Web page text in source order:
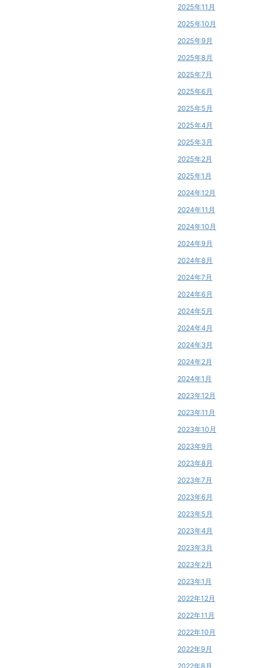
2025年11月
2025年10月
2025年9月
2025年8月
2025年7月
2025年6月
2025年5月
2025年4月
2025年3月
2025年2月
2025年1月
2024年12月
2024年11月
2024年10月
2024年9月
2024年8月
2024年7月
2024年6月
2024年5月
2024年4月
2024年3月
2024年2月
2024年1月
2023年12月
2023年11月
2023年10月
2023年9月
2023年8月
2023年7月
2023年6月
2023年5月
2023年4月
2023年3月
2023年2月
2023年1月
2022年12月
2022年11月
2022年10月
2022年9月
2022年8月